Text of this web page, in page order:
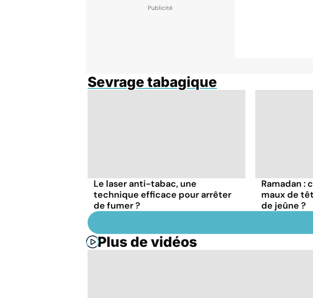
Sevrage tabagique
Le laser anti-tabac, une
technique efficace pour arrêter
de fumer ?
Ramadan :
maux de
de jeûne ?
Plus de vidéos